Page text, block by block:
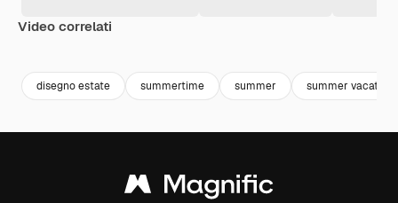
Video correlati
disegno estate summertime summer summer vacation